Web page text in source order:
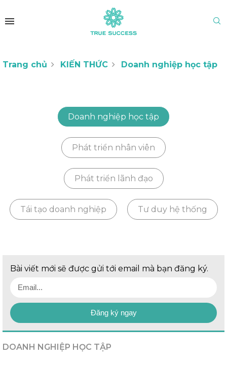
Trang chủ KIẾN THỨC Doanh nghiệp học tập
Doanh nghiệp học tập
Phát triển nhân viên
Phát triển lãnh đạo
Tái tạo doanh nghiệp Tư duy hệ thống
Bài viết mới sẽ được gửi tới email mà bạn đăng ký.
Đăng ký ngay
DOANH NGHIỆP HỌC TẬP